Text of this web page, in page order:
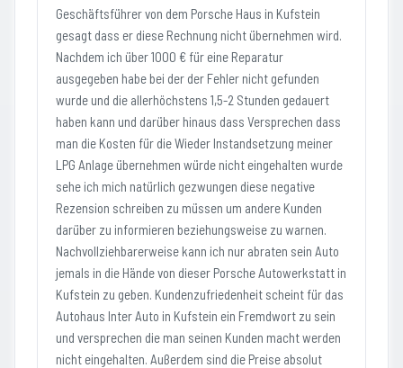
Geschäftsführer von dem Porsche Haus in Kufstein
gesagt dass er diese Rechnung nicht übernehmen wird.
Nachdem ich über 1000 € für eine Reparatur
ausgegeben habe bei der der Fehler nicht gefunden
wurde und die allerhöchstens 1,5-2 Stunden gedauert
haben kann und darüber hinaus dass Versprechen dass
man die Kosten für die Wieder Instandsetzung meiner
LPG Anlage übernehmen würde nicht eingehalten wurde
sehe ich mich natürlich gezwungen diese negative
Rezension schreiben zu müssen um andere Kunden
darüber zu informieren beziehungsweise zu warnen.
Nachvollziehbarerweise kann ich nur abraten sein Auto
jemals in die Hände von dieser Porsche Autowerkstatt in
Kufstein zu geben. Kundenzufriedenheit scheint für das
Autohaus Inter Auto in Kufstein ein Fremdwort zu sein
und versprechen die man seinen Kunden macht werden
nicht eingehalten. Außerdem sind die Preise absolut